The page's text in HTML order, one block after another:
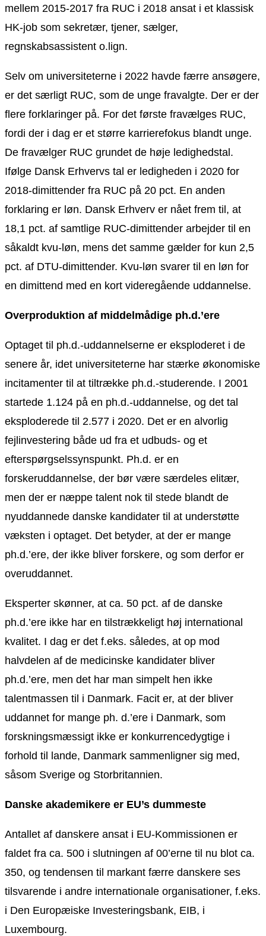
mellem 2015-2017 fra RUC i 2018 ansat i et klassisk
HK-job som sekretær, tjener, sælger,
regnskabsassistent o.lign.
Selv om universiteterne i 2022 havde færre ansøgere,
er det særligt RUC, som de unge fravalgte. Der er der
flere forklaringer på. For det første fravælges RUC,
fordi der i dag er et større karrierefokus blandt unge.
De fravælger RUC grundet de høje ledighedstal.
Ifølge Dansk Erhvervs tal er ledigheden i 2020 for
2018-dimittender fra RUC på 20 pct. En anden
forklaring er løn. Dansk Erhverv er nået frem til, at
18,1 pct. af samtlige RUC-dimittender arbejder til en
såkaldt kvu-løn, mens det samme gælder for kun 2,5
pct. af DTU-dimittender. Kvu-løn svarer til en løn for
en dimittend med en kort videregående uddannelse.
Overproduktion af middelmådige ph.d.’ere
Optaget til ph.d.-uddannelserne er eksploderet i de
senere år, idet universiteterne har stærke økonomiske
incitamenter til at tiltrække ph.d.-studerende. I 2001
startede 1.124 på en ph.d.-uddannelse, og det tal
eksploderede til 2.577 i 2020. Det er en alvorlig
fejlinvestering både ud fra et udbuds- og et
efterspørgselssynspunkt. Ph.d. er en
forskeruddannelse, der bør være særdeles elitær,
men der er næppe talent nok til stede blandt de
nyuddannede danske kandidater til at understøtte
væksten i optaget. Det betyder, at der er mange
ph.d.’ere, der ikke bliver forskere, og som derfor er
overuddannet.
Eksperter skønner, at ca. 50 pct. af de danske
ph.d.’ere ikke har en tilstrækkeligt høj international
kvalitet. I dag er det f.eks. således, at op mod
halvdelen af de medicinske kandidater bliver
ph.d.’ere, men det har man simpelt hen ikke
talentmassen til i Danmark. Facit er, at der bliver
uddannet for mange ph. d.’ere i Danmark, som
forskningsmæssigt ikke er konkurrencedygtige i
forhold til lande, Danmark sammenligner sig med,
såsom Sverige og Storbritannien.
Danske akademikere er EU’s dummeste
Antallet af danskere ansat i EU-Kommissionen er
faldet fra ca. 500 i slutningen af 00’erne til nu blot ca.
350, og tendensen til markant færre danskere ses
tilsvarende i andre internationale organisationer, f.eks.
i Den Europæiske Investeringsbank, EIB, i
Luxembourg.